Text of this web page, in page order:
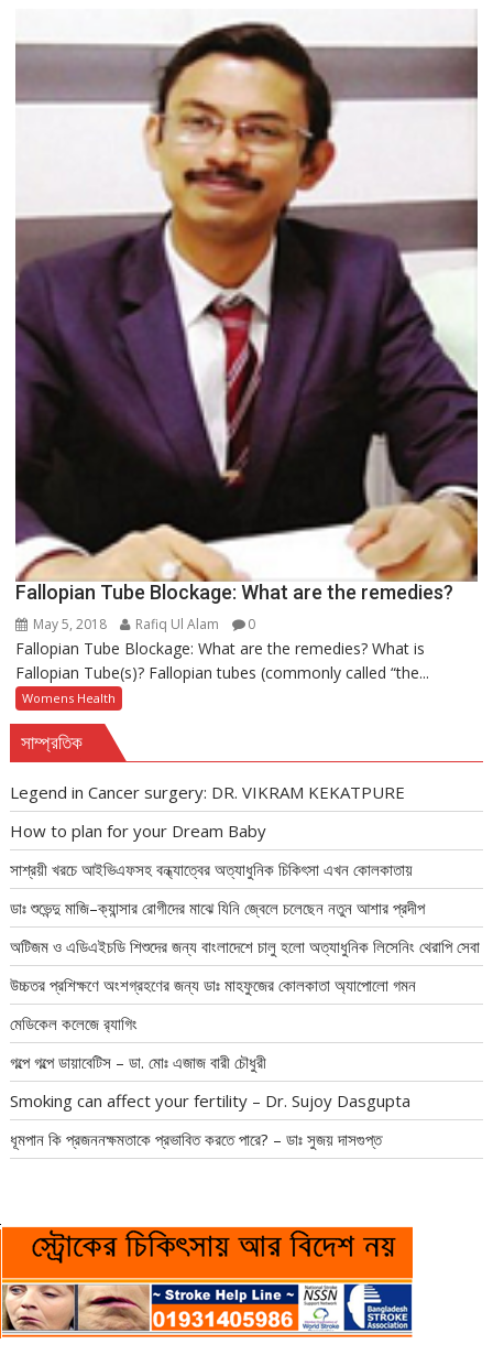
Fallopian Tube Blockage: What are the remedies?
May 5, 2018 Rafiq Ul Alam 0
Fallopian Tube Blockage: What are the remedies? What is
Fallopian Tube(s)? Fallopian tubes (commonly called “the...
Womens Health
সাম্প্রতিক
Legend in Cancer surgery: DR. VIKRAM KEKATPURE
How to plan for your Dream Baby
সাশ্রয়ী খরচে আইভিএফসহ বন্ধ্যাত্বের অত্যাধুনিক চিকিৎসা এখন কোলকাতায়
ডাঃ শুভেন্দু মাজি–ক্যান্সার রোগীদের মাঝে যিনি জ্বেলে চলেছেন নতুন আশার প্রদীপ
অটিজম ও এডিএইচডি শিশুদের জন্য বাংলাদেশে চালু হলো অত্যাধুনিক লিসেনিং থেরাপি সেবা
উচ্চতর প্রশিক্ষণে অংশগ্রহণের জন্য ডাঃ মাহফুজের কোলকাতা অ্যাপোলো গমন
মেডিকেল কলেজে র‍্যাগিং
গল্পে গল্পে ডায়াবেটিস – ডা. মোঃ এজাজ বারী চৌধুরী
Smoking can affect your fertility – Dr. Sujoy Dasgupta
ধূমপান কি প্রজননক্ষমতাকে প্রভাবিত করতে পারে? – ডাঃ সুজয় দাসগুপ্ত